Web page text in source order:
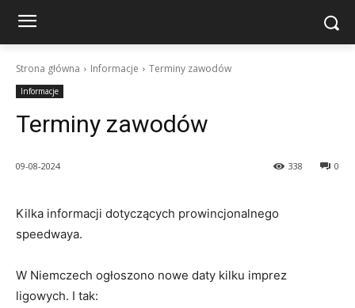
Strona główna Informacje Terminy zawodów
Informacje
Terminy zawodów
09-08-2024 0
338
Kilka informacji dotyczących prowincjonalnego
speedwaya.
W Niemczech ogłoszono nowe daty kilku imprez
ligowych. I tak: